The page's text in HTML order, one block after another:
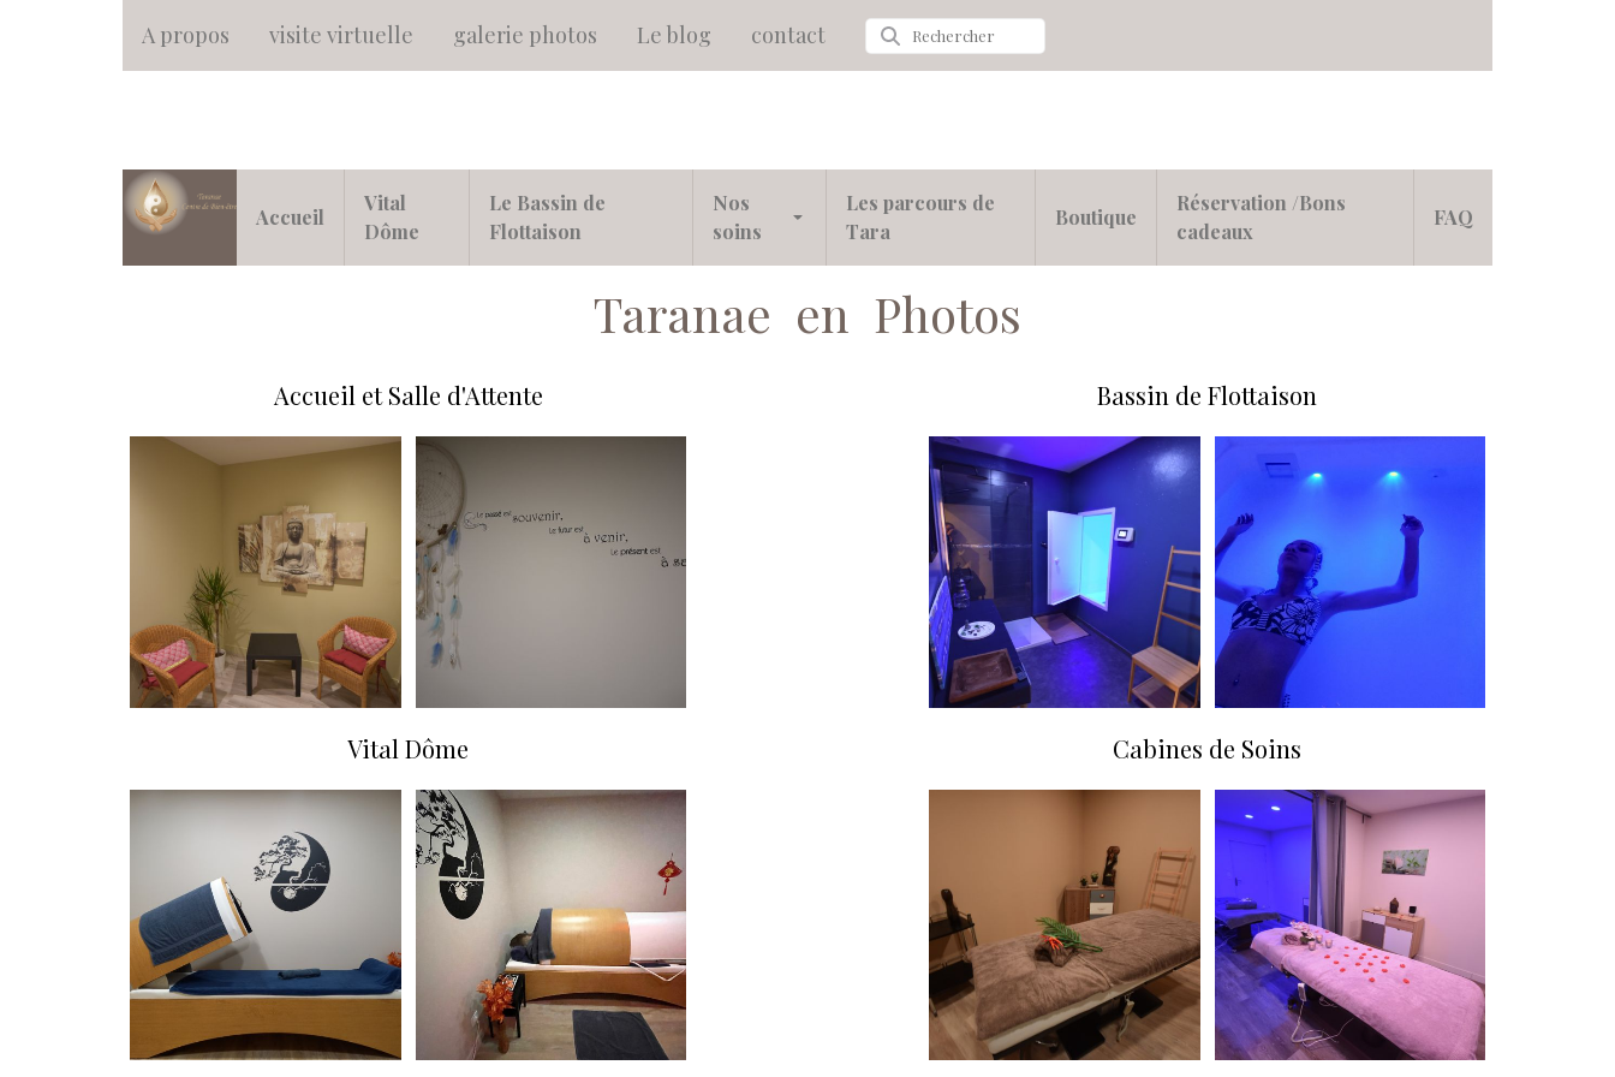
A propos visite virtuelle galerie photos Le blog contact
Accueil
Vital
Dôme
Le Bassin de
Flottaison
Nos
soins
Les parcours de
Tara
Boutique
Réservation /Bons
cadeaux
FAQ
Taranae en Photos
Accueil et Salle d'Attente Bassin de Flottaison
Vital Dôme Cabines de Soins